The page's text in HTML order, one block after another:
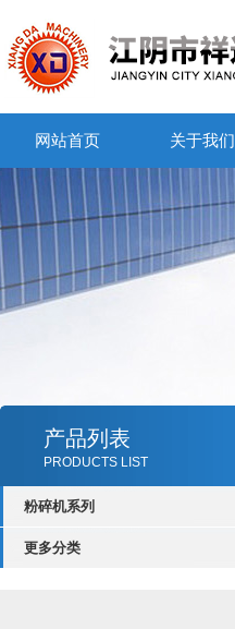
网站首页 关于我们
产品列表
PRODUCTS LIST
粉碎机系列
更多分类